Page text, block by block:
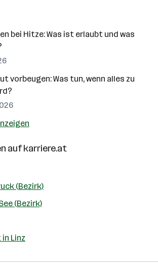
bei Hitze: Was ist erlaubt und was
vorbeugen: Was tun, wenn alles zu
aufkarriere.at
(Bezirk)
(Bezirk)
Linz